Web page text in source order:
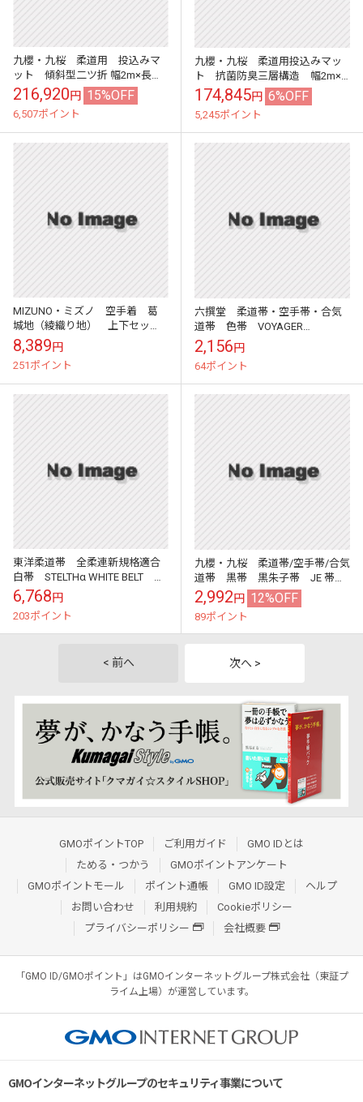
九櫻・九桜 柔道用 投込みマ
ット 傾斜型二ツ折 幅2m×長さ
3m 厚さ2.5cm～8cm／50cmス
ロープ S915 傾斜付き投げ...
216,920円 15%OFF
6,507ポイント
九櫻・九桜 柔道用投込みマッ
ト 抗菌防臭三層構造 幅2m×
長さ2m×厚さ10cm S920 投げ
込みマット 早川繊維
174,845円 6%OFF
5,245ポイント
MIZUNO・ミズノ 空手着 葛
城地（綾織り地） 上下セッ
ト 22JG9A4101 J0号～5号
空手衣 空手道着
8,389円
251ポイント
六撰堂 柔道帯・空手帯・合気
道帯 色帯 VOYAGER
DRAGON 1号/2号/3号/4号/5
号/6号 茶帯・緑帯・紫帯・黄
帯・...
2,156円
64ポイント
東洋柔道帯 全柔連新規格適合
白帯 STELTHα WHITE BELT ス
テルスホワイトベルト TMD
6,768円
203ポイント
九櫻・九桜 柔道帯/空手帯/合気
道帯 黒帯 黒朱子帯 JE 帯
幅：4.5cm 黒帯 サテン帯 早川
繊維
2,992円 12%OFF
89ポイント
< 前へ 次へ >
GMOポイントTOP ご利用ガイド
GMO IDとは
ためる・つかう
GMOポイントアンケート
GMOポイントモール
ポイント通帳 GMO ID設定
ヘルプ
お問い合わせ
利用規約
Cookieポリシー
プライバシーポリシー
会社概要
「GMO ID/GMOポイント」はGMOインターネットグループ株式会社（東証プ
ライム上場）が運営しています。
GMOインターネットグループのセキュリティ事業について